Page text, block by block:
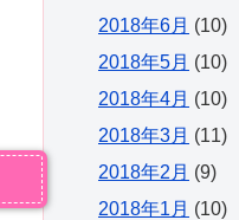
2018年6月 (10)
2018年5月 (10)
2018年4月 (10)
2018年3月 (11)
2018年2月 (9)
2018年1月 (10)